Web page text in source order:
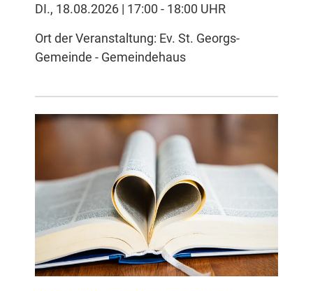
DI., 18.08.2026 | 17:00 - 18:00 UHR
Ort der Veranstaltung: Ev. St. Georgs-
Gemeinde - Gemeindehaus